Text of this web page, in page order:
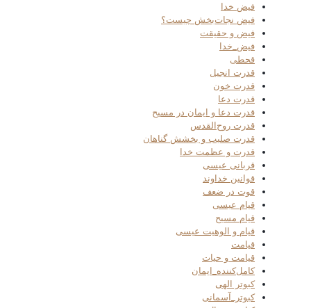
فیض خدا
فیض نجات‌بخش چیست؟
فیض و حقیقت
فیض_خدا
قحطی
قدرت انجیل
قدرت خون
قدرت دعا
قدرت دعا و ایمان در مسیح
قدرت روح‌القدس
قدرت صلیب و بخشش گناهان
قدرت و عظمت خدا
قربانی عیسی
قوانین خداوند
قوت در ضعف
قیام عیسی
قیام مسیح
قیام و الوهیت عیسی
قیامت
قیامت و حیات
کامل‌کننده_ایمان
کبوتر الهی
کبوتر_آسمانی